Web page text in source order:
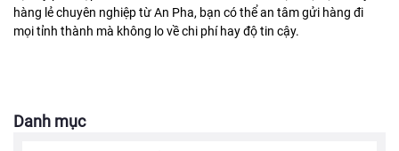
hàng lẻ chuyên nghiệp từ An Pha, bạn có thể an tâm gửi hàng đi
mọi tỉnh thành mà không lo về chi phí hay độ tin cậy.
Danh mục